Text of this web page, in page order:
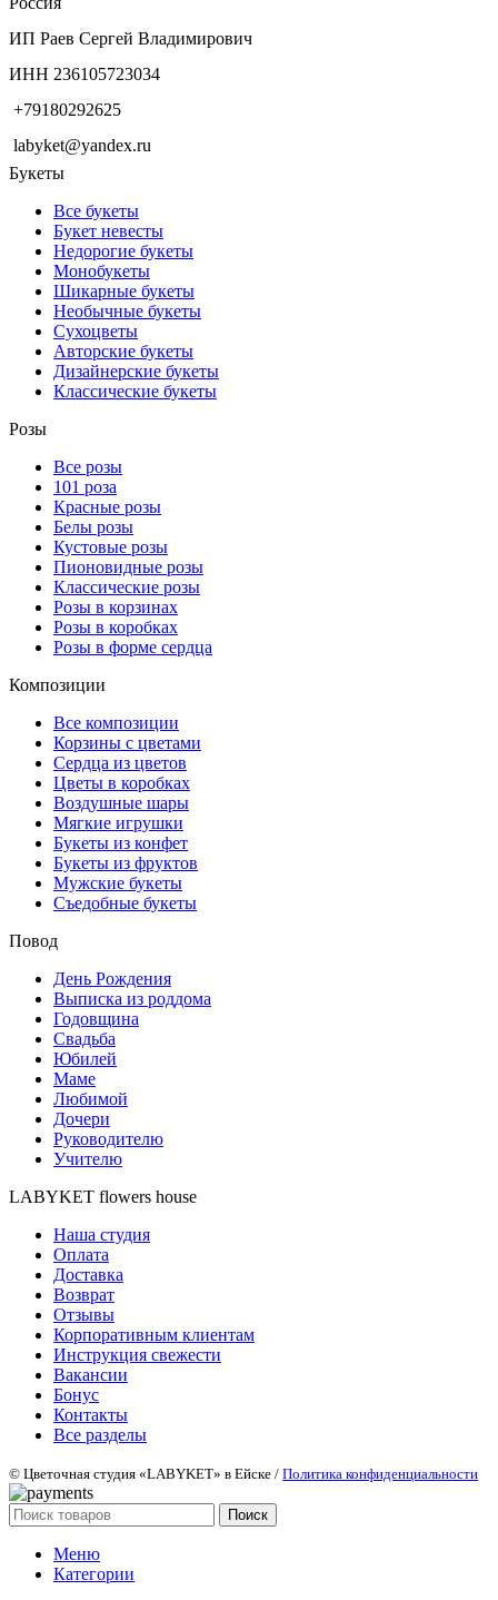
ИП Раев Сергей Владимирович
ИНН 236105723034
+79180292625
labyket@yandex.ru
Букеты
Все букеты
Букет невесты
Недорогие букеты
Монобукеты
Шикарные букеты
Необычные букеты
Сухоцветы
Авторские букеты
Дизайнерские букеты
Классические букеты
Розы
Все розы
101 роза
Красные розы
Белы розы
Кустовые розы
Пионовидные розы
Классические розы
Розы в корзинах
Розы в коробках
Розы в форме сердца
Композиции
Все композиции
Корзины с цветами
Сердца из цветов
Цветы в коробках
Воздушные шары
Мягкие игрушки
Букеты из конфет
Букеты из фруктов
Мужские букеты
Съедобные букеты
Повод
День Рождения
Выписка из роддома
Годовщина
Свадьба
Юбилей
Маме
Любимой
Дочери
Руководителю
Учителю
LABYKET flowers house
Наша студия
Оплата
Доставка
Возврат
Отзывы
Корпоративным клиентам
Инструкция свежести
Вакансии
Бонус
Контакты
Все разделы
© Цветочная студия «LABYKET» в Ейске / Политика конфиденциальности
Поиск
Меню
Категории